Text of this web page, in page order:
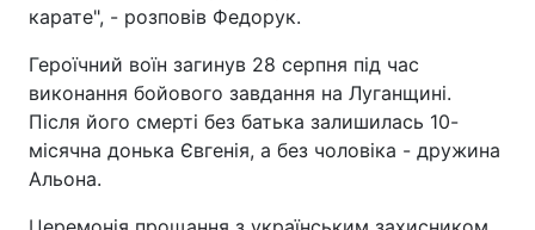
карате", - розповів Федорук.
Героїчний воїн загинув 28 серпня під час
виконання бойового завдання на Луганщині.
Після його смерті без батька залишилась 10-
місячна донька Євгенія, а без чоловіка - дружина
Альона.